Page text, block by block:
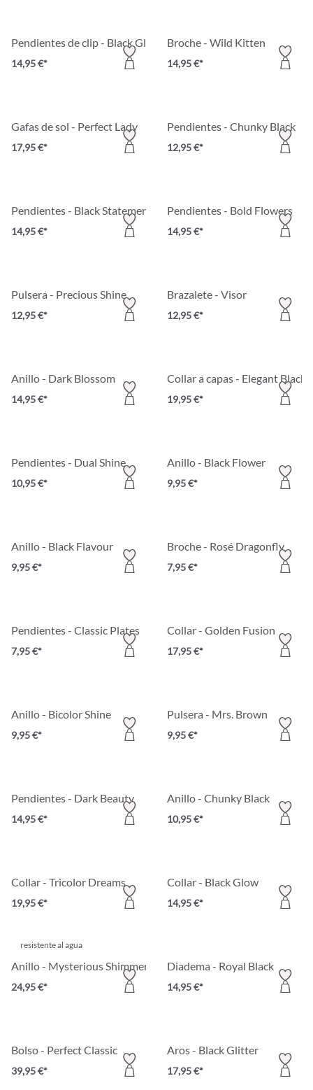
Pendientes de clip - Black Gleam
14,95 €*
Broche - Wild Kitten
14,95 €*
Gafas de sol - Perfect Lady
17,95 €*
Pendientes - Chunky Black
12,95 €*
Pendientes - Black Statement
14,95 €*
Pendientes - Bold Flowers
14,95 €*
Pulsera - Precious Shine
12,95 €*
Brazalete - Visor
12,95 €*
Anillo - Dark Blossom
14,95 €*
Collar a capas - Elegant Black
19,95 €*
Pendientes - Dual Shine
10,95 €*
Anillo - Black Flower
9,95 €*
Anillo - Black Flavour
9,95 €*
Broche - Rosé Dragonfly
7,95 €*
Pendientes - Classic Plates
7,95 €*
Collar - Golden Fusion
17,95 €*
Anillo - Bicolor Shine
9,95 €*
Pulsera - Mrs. Brown
9,95 €*
Pendientes - Dark Beauty
14,95 €*
Anillo - Chunky Black
10,95 €*
Collar - Tricolor Dreams
19,95 €*
Collar - Black Glow
14,95 €*
resistente al agua
Anillo - Mysterious Shimmer
24,95 €*
Diadema - Royal Black
14,95 €*
Bolso - Perfect Classic
39,95 €*
Aros - Black Glitter
17,95 €*